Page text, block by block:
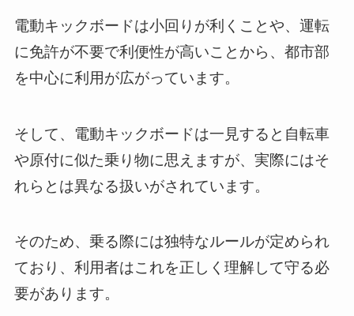
電動キックボードは小回りが利くことや、運転
に免許が不要で利便性が高いことから、都市部
を中心に利用が広がっています。
そして、電動キックボードは一見すると自転車
や原付に似た乗り物に思えますが、実際にはそ
れらとは異なる扱いがされています。
そのため、乗る際には独特なルールが定められ
ており、利用者はこれを正しく理解して守る必
要があります。